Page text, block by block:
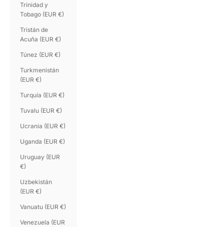
Trinidad y
Tobago (EUR €)
Tristán de
Acuña (EUR €)
Túnez (EUR €)
Turkmenistán
(EUR €)
Turquía (EUR €)
Tuvalu (EUR €)
Ucrania (EUR €)
Uganda (EUR €)
Uruguay (EUR
€)
Uzbekistán
(EUR €)
Vanuatu (EUR €)
Venezuela (EUR